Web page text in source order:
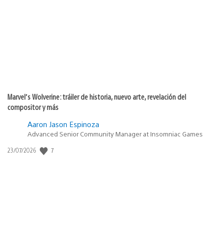
Marvel’s Wolverine: tráiler de historia, nuevo arte, revelación del
compositor y más
Aaron Jason Espinoza
Advanced Senior Community Manager at Insomniac Games
Fecha
23/07/2026 7